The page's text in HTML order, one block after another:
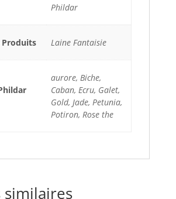
Phildar
Produits Laine Fantaisie
aurore, Biche,
Caban, Ecru, Galet,
Gold, Jade, Petunia,
Potiron, Rose the